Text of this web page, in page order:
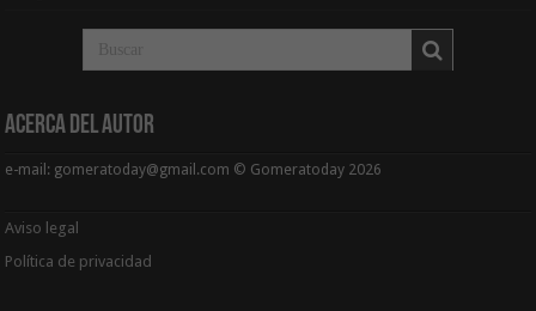
Acerca del Autor
e-mail: gomeratoday@gmail.com © Gomeratoday 2026
Aviso legal
Política de privacidad